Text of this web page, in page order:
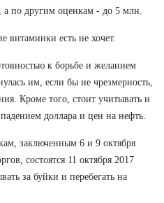
по другим оценкам - до 5 млн.
витаминки есть не хочет.
к борьбе и желанием
им, если бы не чрезмерность,
Кроме того, стоит учитывать и
доллара и цен на нефть.
заключенным 6 и 9 октября
состоятся 11 октября 2017
за буйки и перебегать на